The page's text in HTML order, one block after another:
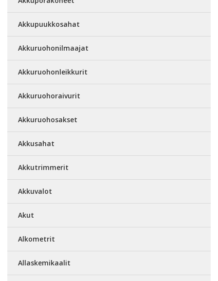
Akkupuukkosahat
Akkuruohonilmaajat
Akkuruohonleikkurit
Akkuruohoraivurit
Akkuruohosakset
Akkusahat
Akkutrimmerit
Akkuvalot
Akut
Alkometrit
Allaskemikaalit